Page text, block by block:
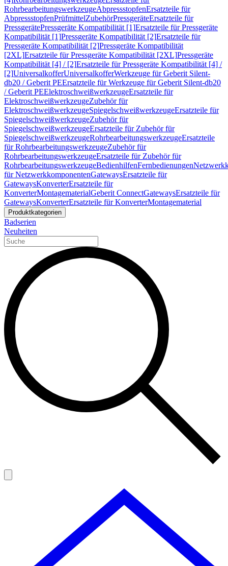
RohrbearbeitungswerkzeugeAbpressstopfenErsatzteile für
AbpressstopfenPrüfmittelZubehörPressgeräteErsatzteile für
PressgerätePressgeräte Kompatibilität [1]Ersatzteile für Pressgeräte
Kompatibilität [1]Pressgeräte Kompatibilität [2]Ersatzteile für
Pressgeräte Kompatibilität [2]Pressgeräte Kompatibilität
[2XL]Ersatzteile für Pressgeräte Kompatibilität [2XL]Pressgeräte
Kompatibilität [4] / [2]Ersatzteile für Pressgeräte Kompatibilität [4] /
[2]UniversalkofferUniversalkofferWerkzeuge für Geberit Silent-
db20 / Geberit PEErsatzteile für Werkzeuge für Geberit Silent-db20
/ Geberit PEElektroschweißwerkzeugeErsatzteile für
ElektroschweißwerkzeugeZubehör für
ElektroschweißwerkzeugeSpiegelschweißwerkzeugeErsatzteile für
SpiegelschweißwerkzeugeZubehör für
SpiegelschweißwerkzeugeErsatzteile für Zubehör für
SpiegelschweißwerkzeugeRohrbearbeitungswerkzeugeErsatzteile
für RohrbearbeitungswerkzeugeZubehör für
RohrbearbeitungswerkzeugeErsatzteile für Zubehör für
RohrbearbeitungswerkzeugeBedienhilfenFernbedienungen
für NetzwerkkomponentenGatewaysErsatzteile für
GatewaysKonverterErsatzteile für
KonverterMontagematerialGeberit ConnectGatewaysErsatzteile für
GatewaysKonverterErsatzteile für KonverterMontagematerial
Produktkategorien
Badserien
Neuheiten